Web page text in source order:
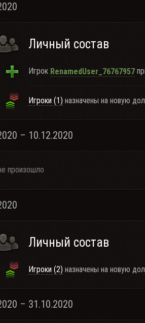
Личный состав
Игрок RenamedUser_76767957
Игроки (1) назначены на новую
– 10.12.2020
произошло
Личный состав
Игроки (2) назначены на новую
– 31.10.2020